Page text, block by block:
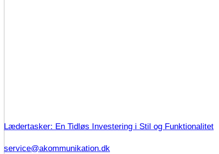
Lædertasker: En Tidløs Investering i Stil og Funktionalitet
service@akommunikation.dk